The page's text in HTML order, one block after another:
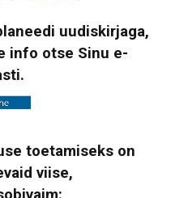
uudiskirjaga,
info otse Sinu e-
toetamiseks on
viise,